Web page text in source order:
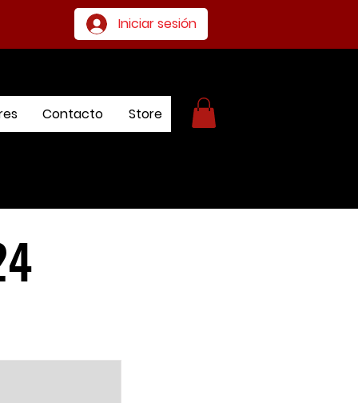
Iniciar sesión
Contacto Store